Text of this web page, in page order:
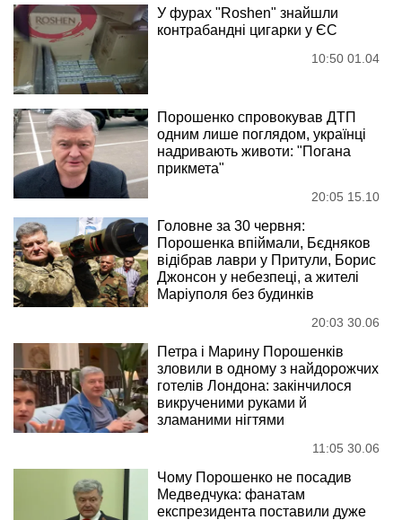
У фурах "Roshen" знайшли
контрабандні цигарки у ЄС
10:50 01.04
Порошенко спровокував ДТП
одним лише поглядом, українці
надривають животи: "Погана
прикмета"
20:05 15.10
Головне за 30 червня:
Порошенка впіймали, Бєдняков
відібрав лаври у Притули, Борис
Джонсон у небезпеці, а жителі
Маріуполя без будинків
20:03 30.06
Петра і Марину Порошенків
зловили в одному з найдорожчих
готелів Лондона: закінчилося
викрученими руками й
зламаними нігтями
11:05 30.06
Чому Порошенко не посадив
Медведчука: фанатам
експрезидента поставили дуже